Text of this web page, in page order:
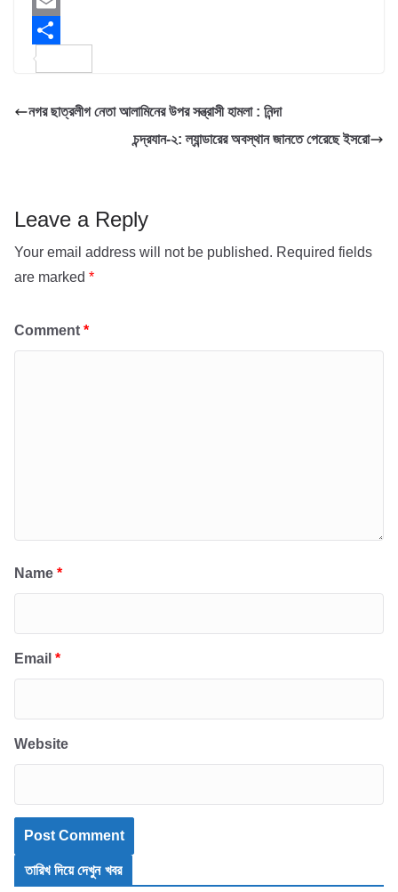
e
b
o
t
e
h
a
s
E
m
i
a
নগর ছাত্রলীগ নেতা আলামিনের উপর সন্ত্রাসী হামলা : নিন্দা
চন্দ্রযান-২: ল্যান্ডারের অবস্থান জানতে পেরেছে ইসরো
Leave a Reply
Your email address will not be published. Required fields
are marked *
Comment *
Name *
Email *
Website
তারিখ দিয়ে দেখুন খবর